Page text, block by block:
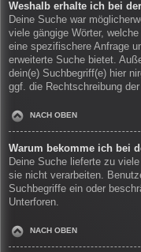
Weshalb erhalte ich bei
Deine Suche war
viele gängige Wörter,
eine spezifischere Anfrage
erweiterte Suche bietet.
dein(e) Suchbegriff(e) hier
ggf. die Rechtschreibung
NACH OBEN
Warum bekomme ich bei
Deine Suche lieferte zu
sie nicht verarbeiten.
Suchbegriffe ein oder
Unterforen.
NACH OBEN